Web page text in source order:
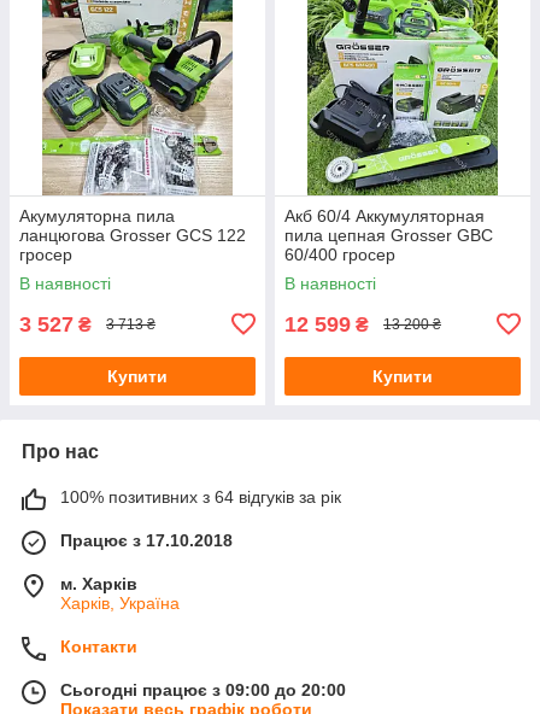
Акумуляторна пила
ланцюгова Grosser GCS 122
гросер
В наявності
3 527 ₴ 3 713 ₴
Купити
Акб 60/4 Аккумуляторная
пила цепная Grosser GBC
60/400 гросер
В наявності
12 599 ₴ 13 200 ₴
Купити
Про нас
100% позитивних з 64 відгуків за рік
Працює з 17.10.2018
м. Харків
Харків, Україна
Контакти
Сьогодні працює з 09:00 до 20:00
Показати весь графік роботи